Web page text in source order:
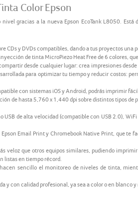
Color Epson
gracias a la nueva Epson EcoTank L8050.
CDs y DVDs compatibles, dando a tus proyectos
de tinta MicroPiezo Heat Free de 6 colores,
desde cualquier lugar: crea impresiones
para optimizar tu tiempo y reducir costos:
con sistemas iOS y Android, podrás imprimir
de hasta 5,760 x 1,440 dpi sobre distintos tipos de
USB de alta velocidad (compatible con USB 2.0),
Email Print y Chromebook Native Print, que te
veloz que otros equipos similares, pudiendo
listas en tiempo récord.
sencillo el monitoreo de niveles de tinta,
y con calidad profesional, ya sea a color o en blanco